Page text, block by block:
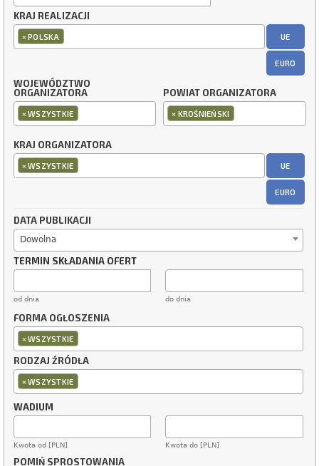
KRAJ REALIZACJI
×POLSKA UE
EURO
WOJEWÓDZTWO
ORGANIZATORA
×WSZYSTKIE
POWIAT ORGANIZATORA
× KROŚNIEŃSKI
KRAJ ORGANIZATORA
×WSZYSTKIE UE
EURO
DATA PUBLIKACJI
Dowolna
TERMIN SKŁADANIA OFERT
od dnia do dnia
FORMA OGŁOSZENIA
×WSZYSTKIE
RODZAJ ŹRÓDŁA
×WSZYSTKIE
WADIUM
Kwota od [PLN] Kwota do [PLN]
POMIŃ SPROSTOWANIA